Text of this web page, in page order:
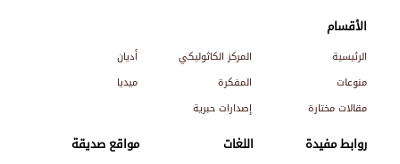
الأقسام
الرئيسية المركز الكاثوليكي
أديان
منوعات
المفكرة
ميديا
مقالات مختارة
إصدارات حبرية
روابط مفيدة اللغات مواقع صديقة